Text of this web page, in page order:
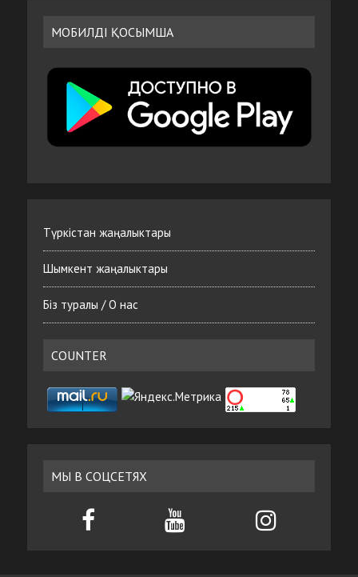
МОБИЛДІ ҚОСЫМША
Түркістан жаңалыктары
Шымкент жаңалыктары
Біз туралы / О нас
COUNTER
МЫ В СОЦСЕТЯХ